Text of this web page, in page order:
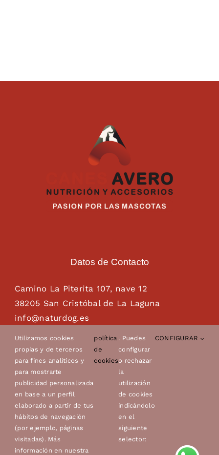
Datos de Contacto
Camino La Piterita 107, nave 12
38205 San Cristóbal de La Laguna
info@naturdog.es
Tel. 922 89 85 89 – 681 28 85 26
© Copyright 2022 - 2026 | Canes Avero, s.l.u. |Aviso
Utilizamos cookies
propias y de terceros
para fines analíticos y
para mostrarte
publicidad personalizada
en base a un perfil
elaborado a partir de tus
hábitos de navegación
(por ejemplo, páginas
visitadas). Más
información en nuestra
política
de
cookies
. Puedes
configurar
o rechazar
la
utilización
de cookies
indicándolo
en el
siguiente
selector:
CONFIGURAR